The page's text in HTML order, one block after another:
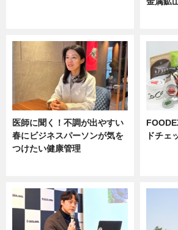
医師に聞く！不調が出やすい
春にビジネスパーソンが気を
つけたい健康管理
ドチェ